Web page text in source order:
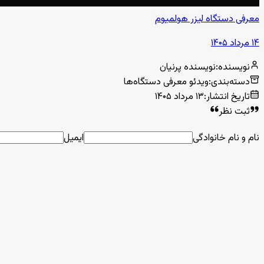
معرفی دستگاه لیزر هولمیوم
۱۴ مرداد ۱۴۰۵
نویسنده:نویسنده پرنیان
دسته‌بندی:ویدئو معرفی دستگاه‌ها
تاریخ انتشار:۱۳ مرداد ۱۴۰۵
ثبت نظر
نام و نام خانوادگی
ایمیل